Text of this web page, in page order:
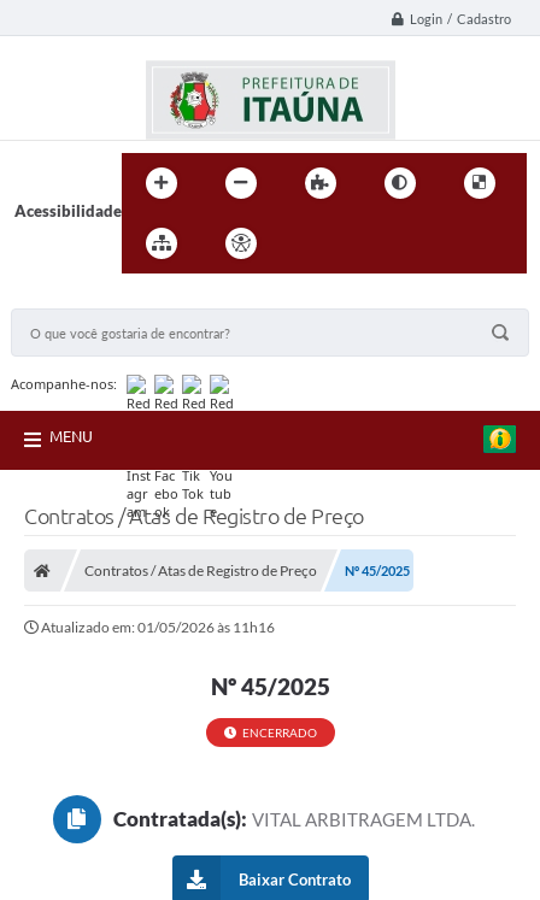
Login / Cadastro
Acessibilidade
Acompanhe-nos:
MENU
Contratos / Atas de Registro de Preço
Contratos / Atas de Registro de Preço Nº 45/2025
Atualizado em: 01/05/2026 às 11h16
Nº 45/2025
ENCERRADO
Contratada(s): VITAL ARBITRAGEM LTDA.
Baixar Contrato